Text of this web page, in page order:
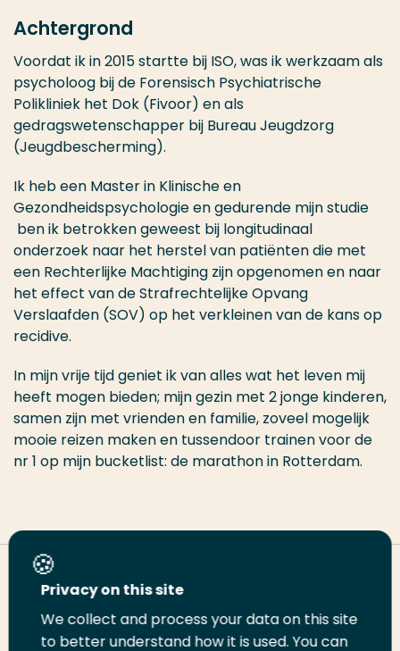
Achtergrond
Voordat ik in 2015 startte bij ISO, was ik werkzaam als
psycholoog bij de Forensisch Psychiatrische
Polikliniek het Dok (Fivoor) en als
gedragswetenschapper bij Bureau Jeugdzorg
(Jeugdbescherming).
Ik heb een Master in Klinische en
Gezondheidspsychologie en gedurende mijn studie
ben ik betrokken geweest bij longitudinaal
onderzoek naar het herstel van patiënten die met
een Rechterlijke Machtiging zijn opgenomen en naar
het effect van de Strafrechtelijke Opvang
Verslaafden (SOV) op het verkleinen van de kans op
recidive.
In mijn vrije tijd geniet ik van alles wat het leven mij
heeft mogen bieden; mijn gezin met 2 jonge kinderen,
samen zijn met vrienden en familie, zoveel mogelijk
mooie reizen maken en tussendoor trainen voor de
nr 1 op mijn bucketlist: de marathon in Rotterdam.
Deel deze pagina
DeelDeelDeelEmailPrint
Privacy on this site
We collect and process your data on this site
to better understand how it is used. You can